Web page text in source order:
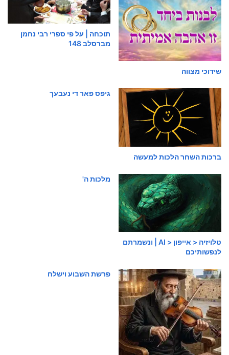
שידוכי מצווה
תוכחה | על פי ספרי רבי נחמן
מברסלב 148
ברכות השחר הלכות למעשה
גיפס פאר די נעבעך
טלויזיה < אייפון < AI | ונשמרתם
לנפשותיכם
מלכות ה'
פרשת השבוע וישלח